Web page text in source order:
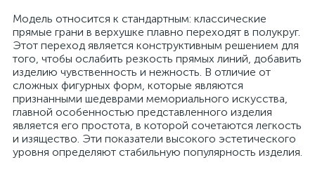
Модель относится к стандартным: классические
прямые грани в верхушке плавно переходят в полукруг.
Этот переход является конструктивным решением для
того, чтобы ослабить резкость прямых линий, добавить
изделию чувственность и нежность. В отличие от
сложных фигурных форм, которые являются
признанными шедеврами мемориального искусства,
главной особенностью представленного изделия
является его простота, в которой сочетаются легкость
и изящество. Эти показатели высокого эстетического
уровня определяют стабильную популярность изделия.